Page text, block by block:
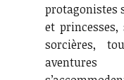
protagonistes
et
sorcières,